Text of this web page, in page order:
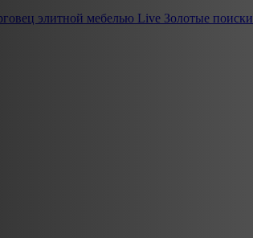
элитной мебелью Live Золотые поиски